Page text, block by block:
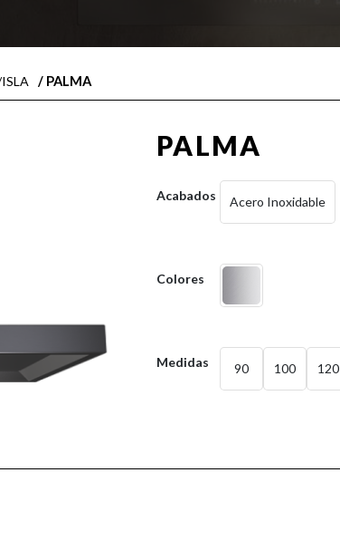
/ PALMA
PALMA
Acabados Acero Inoxidable
Colores
Medidas 90 100 120